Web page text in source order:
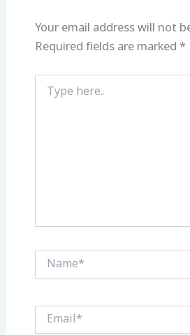
Your email address will not
Required fields are marked *
here..
Name*
Email*